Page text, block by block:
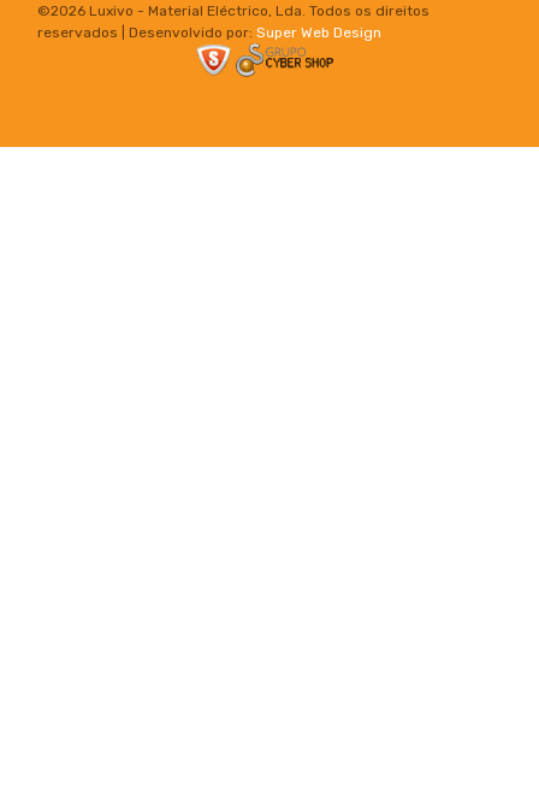
©2026 Luxivo - Material Eléctrico, Lda. Todos os direitos
reservados | Desenvolvido por: Super Web Design